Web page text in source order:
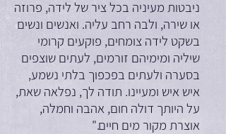
ניבטות מעיניה בכל ציר של לידה, פרוזה
או שירה, ולבה רחב עליה. ואנשים ונשים
בשקט לידה צומחים, פוקעים קרומי
שיליה ומימיהם זורמים, לעתים שוצפים
בסערה ולעתים בפכפוך בלתי נשמע,
איש איש ומעיינו. תודה לך, נפלאה שאת,
על היותך דולה חום, אהבה וחמלה,
אוצרת מקור מים חיים."